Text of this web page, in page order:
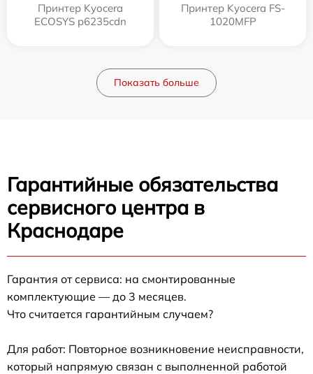
Принтер Kyocera
ECOSYS p6235cdn
Принтер Kyocera FS-
1020MFP
Показать больше
Гарантийные обязательства
сервисного центра в
Краснодаре
Гарантия от сервиса: на смонтированные
комплектующие — до 3 месяцев.
Что считается гарантийным случаем?
Для работ: Повторное возникновение неисправности,
который напрямую связан с выполненной работой